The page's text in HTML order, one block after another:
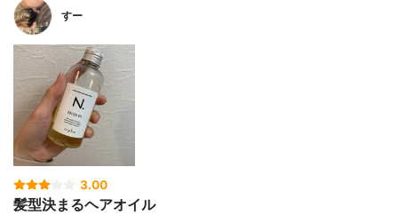
すー
3.00
髪型決まるヘアオイル